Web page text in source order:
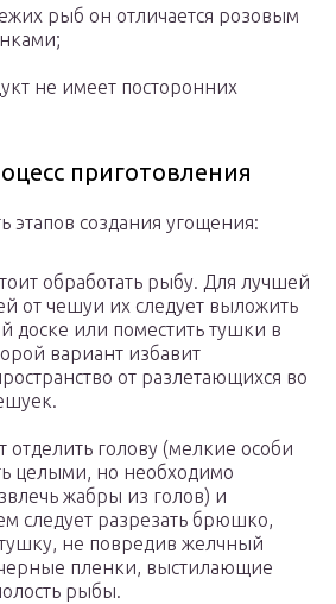
рыб он отличается розовым
не имеет посторонних
приготовления
этапов создания угощения:
обработать рыбу. Для лучшей
от чешуи их следует выложить
доске или поместить тушки в
вариант избавит
от разлетающихся во
отделить голову (мелкие особи
целыми, но необходимо
жабры из голов) и
следует разрезать брюшко,
не повредив желчный
пленки, выстилающие
рыбы.